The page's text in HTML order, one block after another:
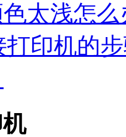
太浅怎么
打印机的